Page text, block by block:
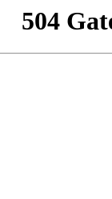
504